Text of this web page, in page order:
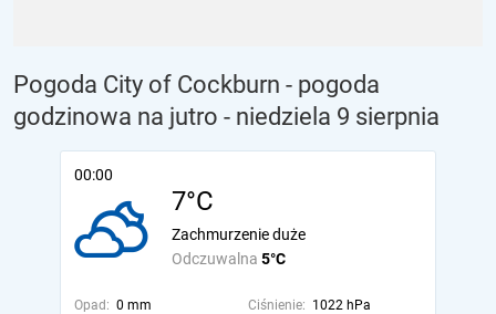
Pogoda City of Cockburn - pogoda
godzinowa na jutro - niedziela 9 sierpnia
00:00
7°C
Odczuwalna 5°C
Zachmurzenie duże
Opad: 0 mm Ciśnienie: 1022 hPa